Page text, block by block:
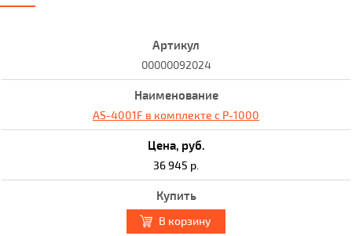
00000092024
AS-4001F в комплекте с Р-1000
36 945 р.
В корзину